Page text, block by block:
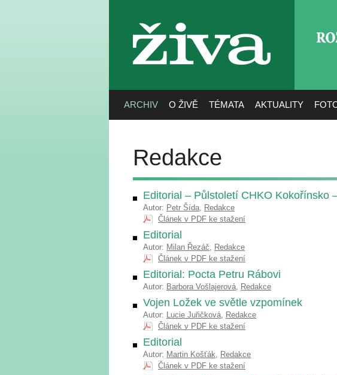
živa
ARCHIV O ŽIVĚ TÉMATA AKTUALITY
Redakce
Editorial – Půlstoletí CHKO Kokořínsko
Autor: Petr Šída, Redakce
Článek v PDF ke stažení
Editorial
Autor: Milan Řezáč, Redakce
Článek v PDF ke stažení
Editorial: Pocta Petru Rábovi
Autor: Barbora Vošlajerová, Redakce
Vojen Ložek ve světle vzpomínek
Autor: Lucie Juřičková, Redakce
Článek v PDF ke stažení
Editorial
Autor: Martin Košťák, Redakce
Článek v PDF ke stažení